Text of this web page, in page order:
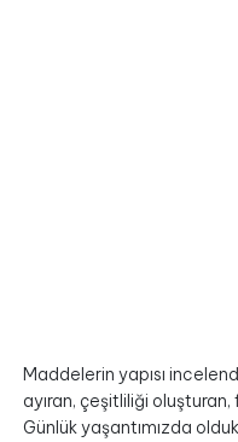
Maddelerin yapısı
ayıran, çeşitliliği oluşturan,
Günlük yaşantımızda